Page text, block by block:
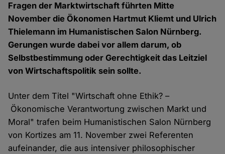
Fragen der Marktwirtschaft führten Mitte
November die Ökonomen Hartmut Kliemt und Ulrich
Thielemann im Humanistischen Salon Nürnberg.
Gerungen wurde dabei vor allem darum, ob
Selbstbestimmung oder Gerechtigkeit das Leitziel
von Wirtschaftspolitik sein sollte.
Unter dem Titel "Wirtschaft ohne Ethik? –
Ökonomische Verantwortung zwischen Markt und
Moral" trafen beim Humanistischen Salon Nürnberg
von Kortizes am 11. November zwei Referenten
aufeinander, die aus intensiver philosophischer